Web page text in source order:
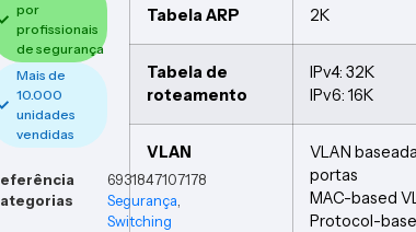
por
profissionais
de segurança
Mais de
10.000
unidades
vendidas
6931847107178
Segurança,
Switching
Tabela ARP 2K
Tabela de
roteamento
IPv4: 32K
IPv6: 16K
VLAN
VLAN
portas
MAC-based
Protocol-